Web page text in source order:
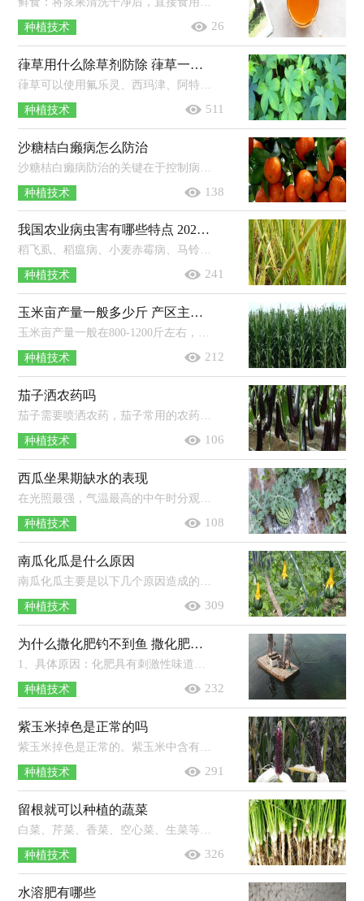
种植技术 26
葎草用什么除草剂防除 葎草一般长在哪里
种植技术 511
沙糖桔白癞病怎么防治
种植技术 138
我国农业病虫害有哪些特点 2021年农业发展趋势
稻飞虱、稻瘟病、小麦赤霉病、马铃薯晚疫病等重大病虫害频繁发生。草地贪夜蛾、黏虫、飞蝗、稻纵卷叶螟、草地螟等迁飞性的害虫此...
种植技术 241
玉米亩产量一般多少斤 产区主要分布在哪？
玉米亩产量一般在800-1200斤左右，但像地理环境、品种、栽培管理技术等因素都会影响产量，一般光热条件好、优质丰产抗病品种、规范化...
种植技术 212
茄子洒农药吗
茄子需要喷洒农药，茄子常用的农药有：杀稗王、杀虫丹以及精异丙甲草胺等。使用农药时应严格按照说明书使用，注意药物的浓度以及对应的...
种植技术 106
西瓜坐果期缺水的表现
在光照最强，气温最高的中午时分观察西瓜植株叶片，若叶片萎蔫过早，萎蔫时间偏长且恢复较慢，说明缺水，若叶片萎蔫但很快就可以恢复，说明不...
种植技术 108
南瓜化瓜是什么原因
南瓜化瓜主要是以下几个原因造成的：主要原因是花期气温不适，而不适的温度条件会导致南瓜的授粉结瓜受到很严重影响；次要原因是在南瓜...
种植技术 309
为什么撒化肥钓不到鱼 撒化肥三天下雨有效吗
1、具体原因：化肥具有刺激性味道，撒入水中后鱼在短时间内难以适应，使得开口情况不佳。2、处理方法：选择在下雨天气去垂钓，或用增氧剂打...
种植技术 232
紫玉米掉色是正常的吗
紫玉米掉色是正常的。紫玉米中含有花青素，当它在水中被烹煮的时候其花青素就会被分解出来，从而将水染成了紫色，但这并不会影响到它的...
种植技术 291
留根就可以种植的蔬菜
种植技术 326
水溶肥有哪些